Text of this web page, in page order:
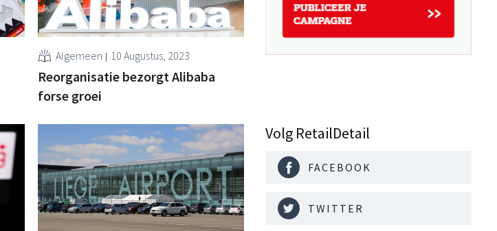
Algemeen 10 Augustus, 2023
Reorganisatie bezorgt Alibaba
forse groei
Volg RetailDetail
FACEBOOK
TWITTER